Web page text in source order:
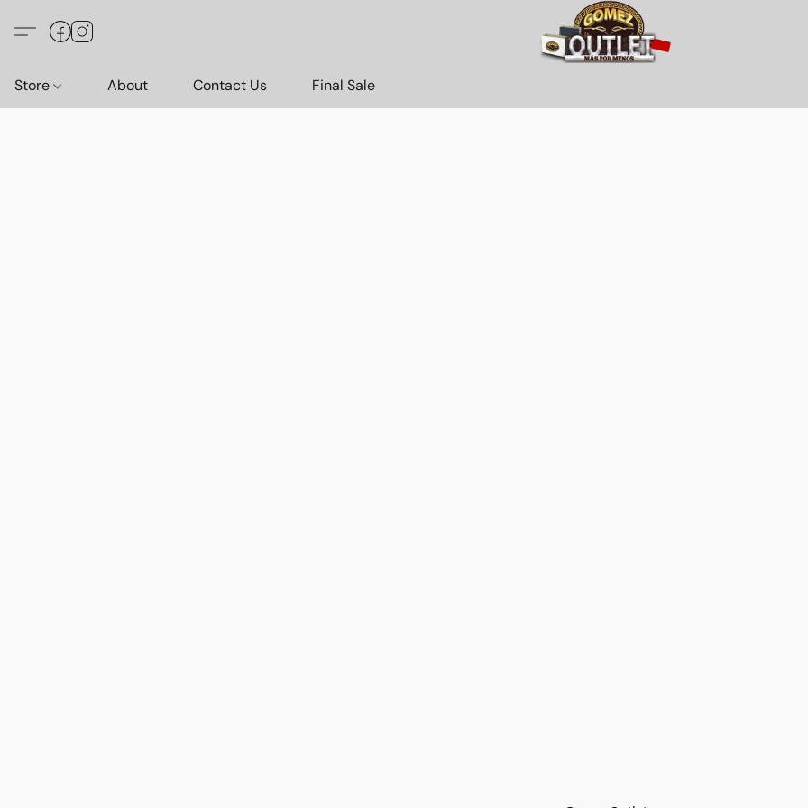
Store About Contact Us Final Sale